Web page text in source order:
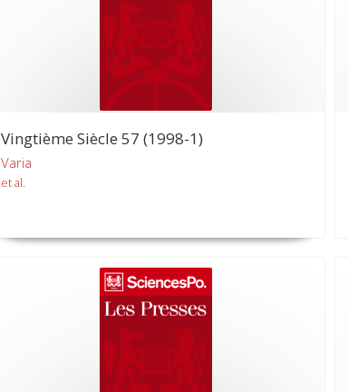
Vingtième Siècle 57 (1998-1)
Varia
et al.